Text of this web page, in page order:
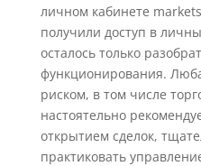
личном кабинете
получили доступ в
осталось только
функционирования.
риском, в том числе
настоятельно
открытием сделок,
практиковать